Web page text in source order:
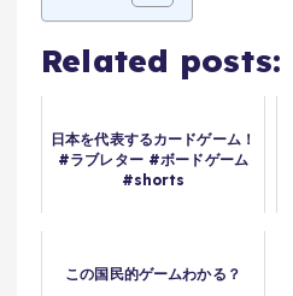
Related posts:
日本を代表するカードゲーム！
#ラブレター #ボードゲーム
#shorts
この国民的ゲームわかる？